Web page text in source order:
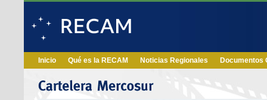
Inicio Qué es la RECAM Noticias Regionales Documentos